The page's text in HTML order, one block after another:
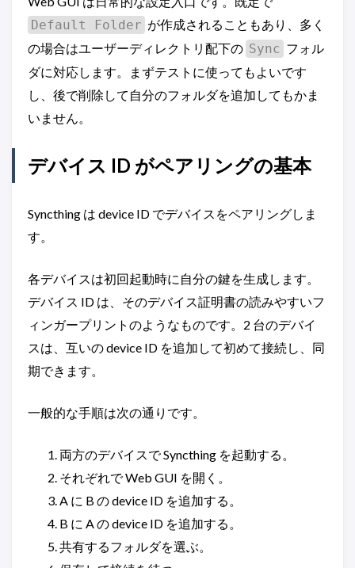
Default Folder が作成されることもあり、多く
の場合はユーザーディレクトリ配下の Sync フォル
ダに対応します。まずテストに使ってもよいです
し、後で削除して自分のフォルダを追加してもかま
いません。
デバイス ID がペアリングの基本
Syncthing は device ID でデバイスをペアリングしま
す。
各デバイスは初回起動時に自分の鍵を生成します。
デバイス ID は、そのデバイス証明書の読みやすいフ
ィンガープリントのようなものです。2 台のデバイ
スは、互いの device ID を追加して初めて接続し、同
期できます。
一般的な手順は次の通りです。
両方のデバイスで Syncthing を起動する。
それぞれで Web GUI を開く。
A に B の device ID を追加する。
B に A の device ID を追加する。
共有するフォルダを選ぶ。